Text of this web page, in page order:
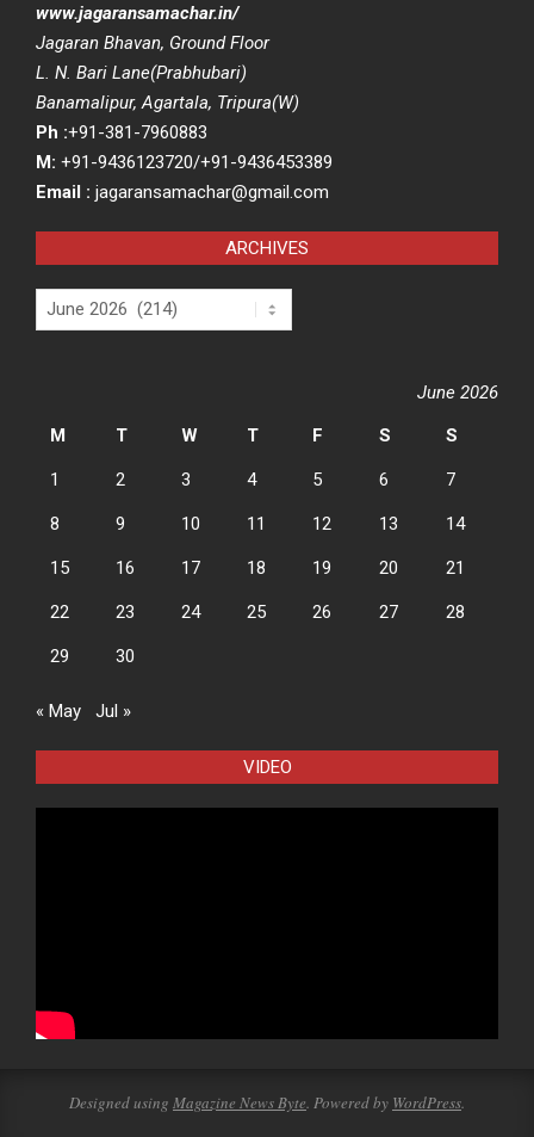
www.jagaransamachar.in/
Jagaran Bhavan, Ground Floor
L. N. Bari Lane(Prabhubari)
Banamalipur, Agartala, Tripura(W)
Ph :+91-381-7960883
M: +91-9436123720/+91-9436453389
Email : jagaransamachar@gmail.com
ARCHIVES
Archives
June 2026
M
T W T F S S
1 2 3 4 5 6 7
8 9 10 11 12 13 14
15 16 17 18 19 20 21
22 23 24 25 26 27 28
29 30
« May Jul »
VIDEO
Designed using Magazine News Byte. Powered by WordPress.